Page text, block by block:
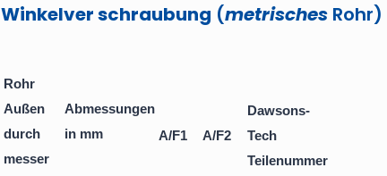
Winkelver schraubung (metrisches Rohr)
Rohr
Außen
durch
messer
Abmessungen
in mm
A/F1 A/F2
Dawsons-
Tech
Teilenummer